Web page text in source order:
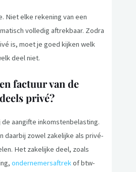
Niet elke rekening van een
volledig aftrekbaar. Zodra
is, moet je goed kijken welk
deel niet.
factuur van de
privé?
aangifte inkomstenbelasting.
daarbij zowel zakelijke als privé-
Het zakelijke deel, zoals
ondernemersaftrekof btw-